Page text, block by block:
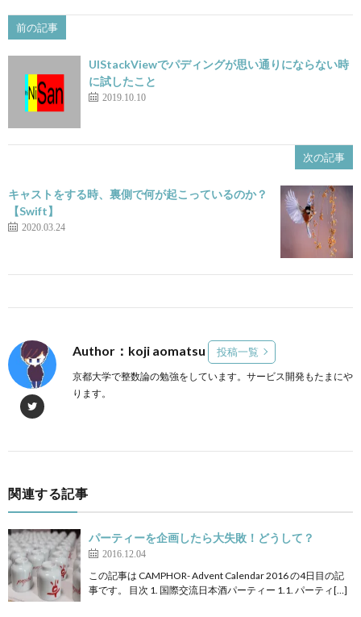
ま
前の記事
UIStackViewでパディングが思い通りにならない時
に試したこと
2019.10.10
次の記事
キャストをする時、裏側で何が起こっているのか？
【Swift】
2020.03.24
Author：koji aomatsu 投稿一覧
京都大学で整数論の勉強をしています。サービス開発もたまにや
ります。
関連する記事
パーティーを企画したら大失敗！どうして？
2016.12.04
この記事は CAMPHOR- Advent Calendar 2016 の4日目の記
事です。 目次 1. 国際交流日本酒パーティー 1.1. パーティ[…]